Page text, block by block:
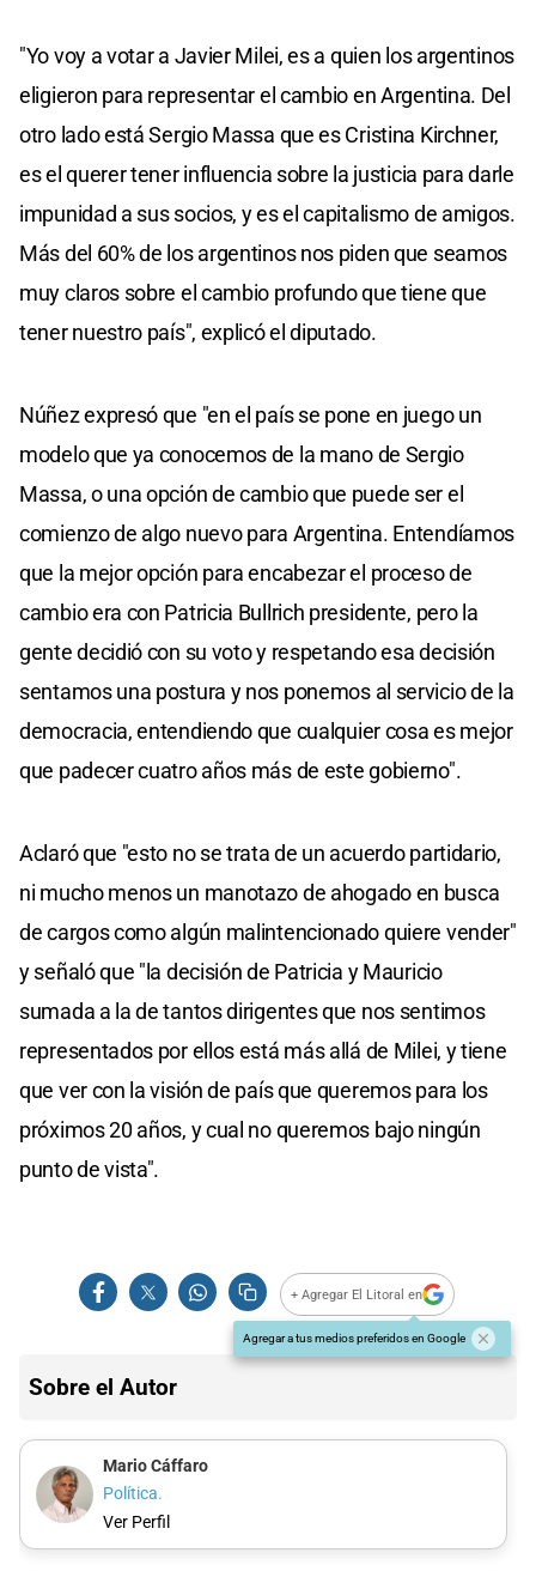
"Yo voy a votar a Javier Milei, es a quien los argentinos
eligieron para representar el cambio en Argentina. Del
otro lado está Sergio Massa que es Cristina Kirchner,
es el querer tener influencia sobre la justicia para darle
impunidad a sus socios, y es el capitalismo de amigos.
Más del 60% de los argentinos nos piden que seamos
muy claros sobre el cambio profundo que tiene que
tener nuestro país", explicó el diputado.
Núñez expresó que "en el país se pone en juego un
modelo que ya conocemos de la mano de Sergio
Massa, o una opción de cambio que puede ser el
comienzo de algo nuevo para Argentina. Entendíamos
que la mejor opción para encabezar el proceso de
cambio era con Patricia Bullrich presidente, pero la
gente decidió con su voto y respetando esa decisión
sentamos una postura y nos ponemos al servicio de la
democracia, entendiendo que cualquier cosa es mejor
que padecer cuatro años más de este gobierno".
Aclaró que "esto no se trata de un acuerdo partidario,
ni mucho menos un manotazo de ahogado en busca
de cargos como algún malintencionado quiere vender"
y señaló que "la decisión de Patricia y Mauricio
sumada a la de tantos dirigentes que nos sentimos
representados por ellos está más allá de Milei, y tiene
que ver con la visión de país que queremos para los
próximos 20 años, y cual no queremos bajo ningún
punto de vista".
+ Agregar El Litoral en
Agregar a tus medios preferidos en Google
Sobre el Autor
Mario Cáffaro
Política.
Ver Perfil